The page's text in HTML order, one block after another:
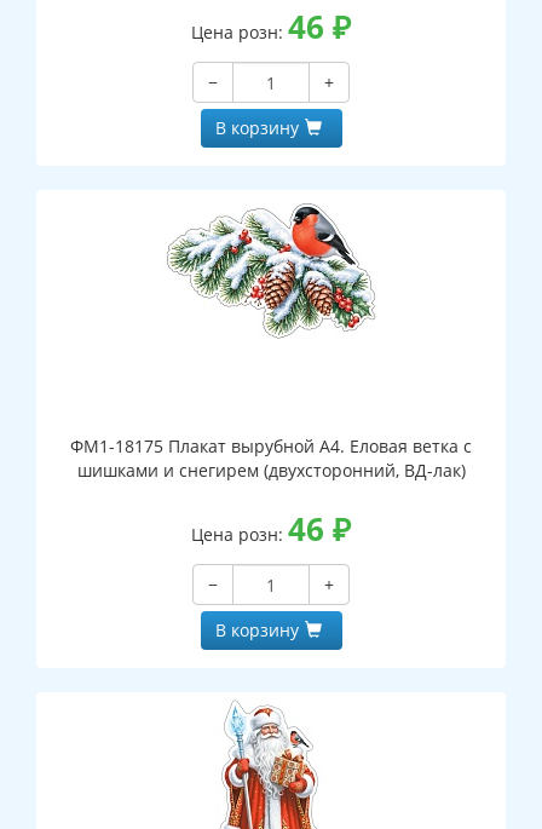
Цена розн: 46 ₽
−
+
В корзину
ФМ1-18175 Плакат вырубной А4. Еловая ветка с
шишками и снегирем (двухсторонний, ВД-лак)
Цена розн: 46 ₽
−
+
В корзину